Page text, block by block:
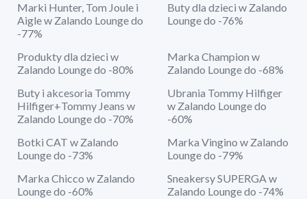
Marki Hunter, Tom Joule i
Aigle w Zalando Lounge do
-77%
Buty dla dzieci w Zalando
Lounge do -76%
Produkty dla dzieci w
Zalando Lounge do -80%
Marka Champion w
Zalando Lounge do -68%
Buty i akcesoria Tommy
Hilfiger+Tommy Jeans w
Zalando Lounge do -70%
Ubrania Tommy Hilfiger
w Zalando Lounge do
-60%
Botki CAT w Zalando
Lounge do -73%
Marka Vingino w Zalando
Lounge do -79%
Marka Chicco w Zalando
Lounge do -60%
Sneakersy SUPERGA w
Zalando Lounge do -74%